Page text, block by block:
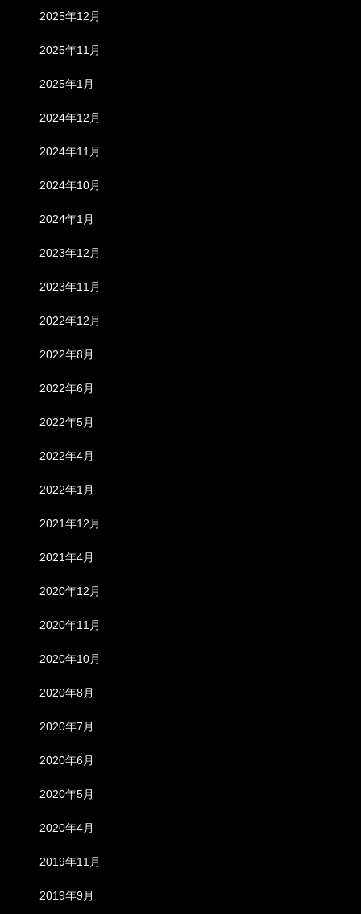
2025年12月
2025年11月
2025年1月
2024年12月
2024年11月
2024年10月
2024年1月
2023年12月
2023年11月
2022年12月
2022年8月
2022年6月
2022年5月
2022年4月
2022年1月
2021年12月
2021年4月
2020年12月
2020年11月
2020年10月
2020年8月
2020年7月
2020年6月
2020年5月
2020年4月
2019年11月
2019年9月